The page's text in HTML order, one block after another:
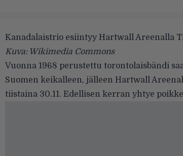
Kanadalaistrio esiintyy Hartwall Areenalla
Kuva: Wikimedia Commons
Vuonna 1968 perustettu torontolaisbändi
Suomen keikalleen, jälleen Hartwall
tiistaina 30.11. Edellisen kerran yhtye